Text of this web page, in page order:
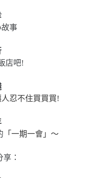
事
店吧!
人忍不住買買買!
「一期一會」～
：